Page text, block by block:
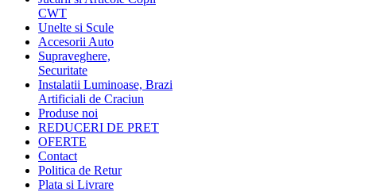
CWT
Unelte si Scule
Accesorii Auto
Supraveghere,
Securitate
Instalatii Luminoase, Brazi
Artificiali de Craciun
Produse noi
REDUCERI DE PRET
OFERTE
Contact
Politica de Retur
Plata si Livrare